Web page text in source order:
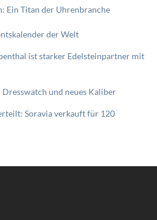
Ein Titan der Uhrenbranche
der Welt
ist starker Edelsteinpartner mit
und neues Kaliber
Soravia verkauft für 120